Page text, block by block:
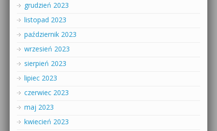
grudzień 2023
listopad 2023
październik 2023
wrzesień 2023
sierpień 2023
lipiec 2023
czerwiec 2023
maj 2023
kwiecień 2023